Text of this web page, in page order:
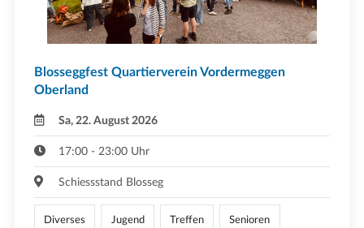
Blosseggfest Quartierverein Vordermeggen
Oberland
Sa, 22. August 2026
17:00 - 23:00 Uhr
Schiessstand Blosseg
Diverses Jugend Treffen Senioren